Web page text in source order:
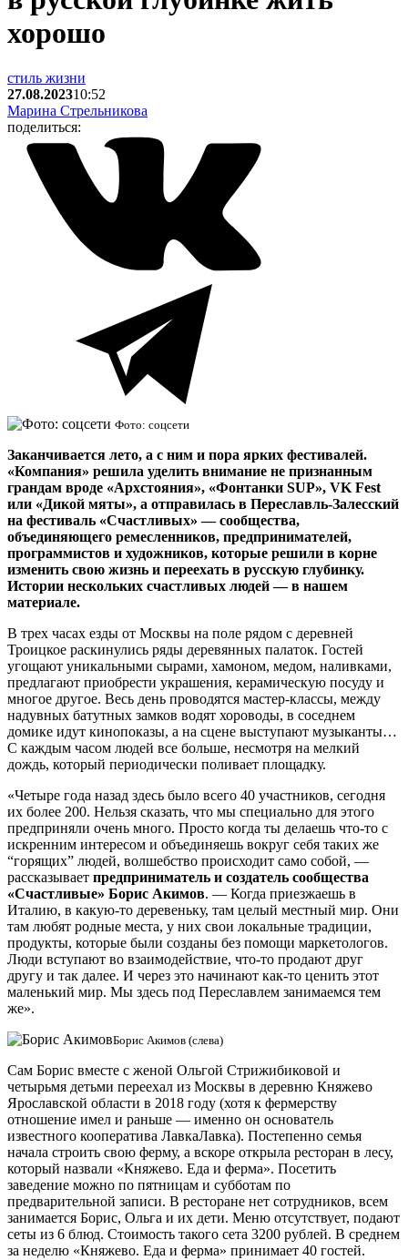
хорошо
стиль жизни
27.08.202310:52
Марина Стрельникова
поделиться:
Фото: соцсети
Заканчивается лето, а с ним и пора ярких фестивалей.
«Компания» решила уделить внимание не признанным
грандам вроде «Архстояния», «Фонтанки SUP», VK Fest
или «Дикой мяты», а отправилась в Переславль-Залесский
на фестиваль «Счастливых» — сообщества,
объединяющего ремесленников, предпринимателей,
программистов и художников, которые решили в корне
изменить свою жизнь и переехать в русскую глубинку.
Истории нескольких счастливых людей — в нашем
материале.
В трех часах езды от Москвы на поле рядом с деревней
Троицкое раскинулись ряды деревянных палаток. Гостей
угощают уникальными сырами, хамоном, медом, наливками,
предлагают приобрести украшения, керамическую посуду и
многое другое. Весь день проводятся мастер-классы, между
надувных батутных замков водят хороводы, в соседнем
домике идут кинопоказы, а на сцене выступают музыканты…
С каждым часом людей все больше, несмотря на мелкий
дождь, который периодически поливает площадку.
«Четыре года назад здесь было всего 40 участников, сегодня
их более 200. Нельзя сказать, что мы специально для этого
предприняли очень много. Просто когда ты делаешь что-то с
искренним интересом и объединяешь вокруг себя таких же
“горящих” людей, волшебство происходит само собой, —
рассказывает предприниматель и создатель сообщества
«Счастливые» Борис Акимов. — Когда приезжаешь в
Италию, в какую-то деревеньку, там целый местный мир. Они
там любят родные места, у них свои локальные традиции,
продукты, которые были созданы без помощи маркетологов.
Люди вступают во взаимодействие, что-то продают друг
другу и так далее. И через это начинают как-то ценить этот
маленький мир. Мы здесь под Переславлем занимаемся тем
же».
Борис Акимов (слева)
Сам Борис вместе с женой Ольгой Стрижибиковой и
четырьмя детьми переехал из Москвы в деревню Княжево
Ярославской области в 2018 году (хотя к фермерству
отношение имел и раньше — именно он основатель
известного кооператива ЛавкаЛавка). Постепенно семья
начала строить свою ферму, а вскоре открыла ресторан в лесу,
который назвали «Княжево. Еда и ферма». Посетить
заведение можно по пятницам и субботам по
предварительной записи. В ресторане нет сотрудников, всем
занимается Борис, Ольга и их дети. Меню отсутствует, подают
сеты из 6 блюд. Стоимость такого сета 3200 рублей. В среднем
за неделю «Княжево. Еда и ферма» принимает 40 гостей.